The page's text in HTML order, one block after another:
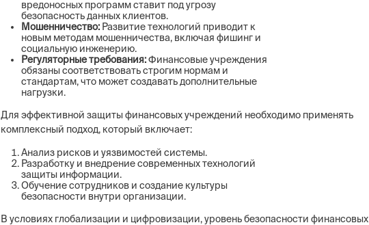
вредоносных программ ставит под угрозу
безопасность данных клиентов.
Мошенничество: Развитие технологий приводит к
новым методам мошенничества, включая фишинг и
социальную инженерию.
Регуляторные требования:Финансовые учреждения
обязаны соответствовать строгим нормам и
стандартам, что может создавать дополнительные
нагрузки.
Для эффективной защиты финансовых учреждений необходимо применять
комплексный подход, который включает:
Анализ рисков и уязвимостей системы.
Разработку и внедрение современных технологий
защиты информации.
Обучение сотрудников и создание культуры
безопасности внутри организации.
В условиях глобализации и цифровизации, уровень безопасности финансовых